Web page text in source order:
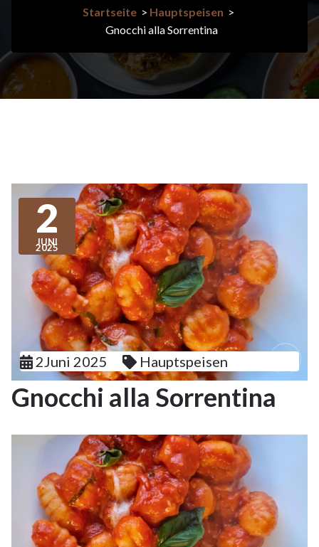
Startseite > Hauptspeisen >
Gnocchi alla Sorrentina
2
JUNI
2025
2Juni 2025 Hauptspeisen
Gnocchi alla Sorrentina